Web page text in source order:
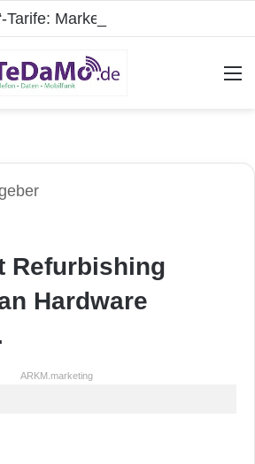
Refurbishing
Hardware
ARKM.marketing